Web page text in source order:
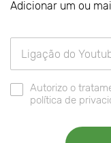
Adicionar um ou
Autorizo o
política de